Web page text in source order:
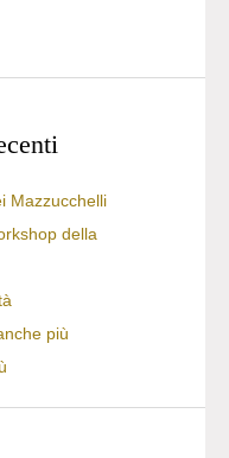
Mazzucchelli
della
più